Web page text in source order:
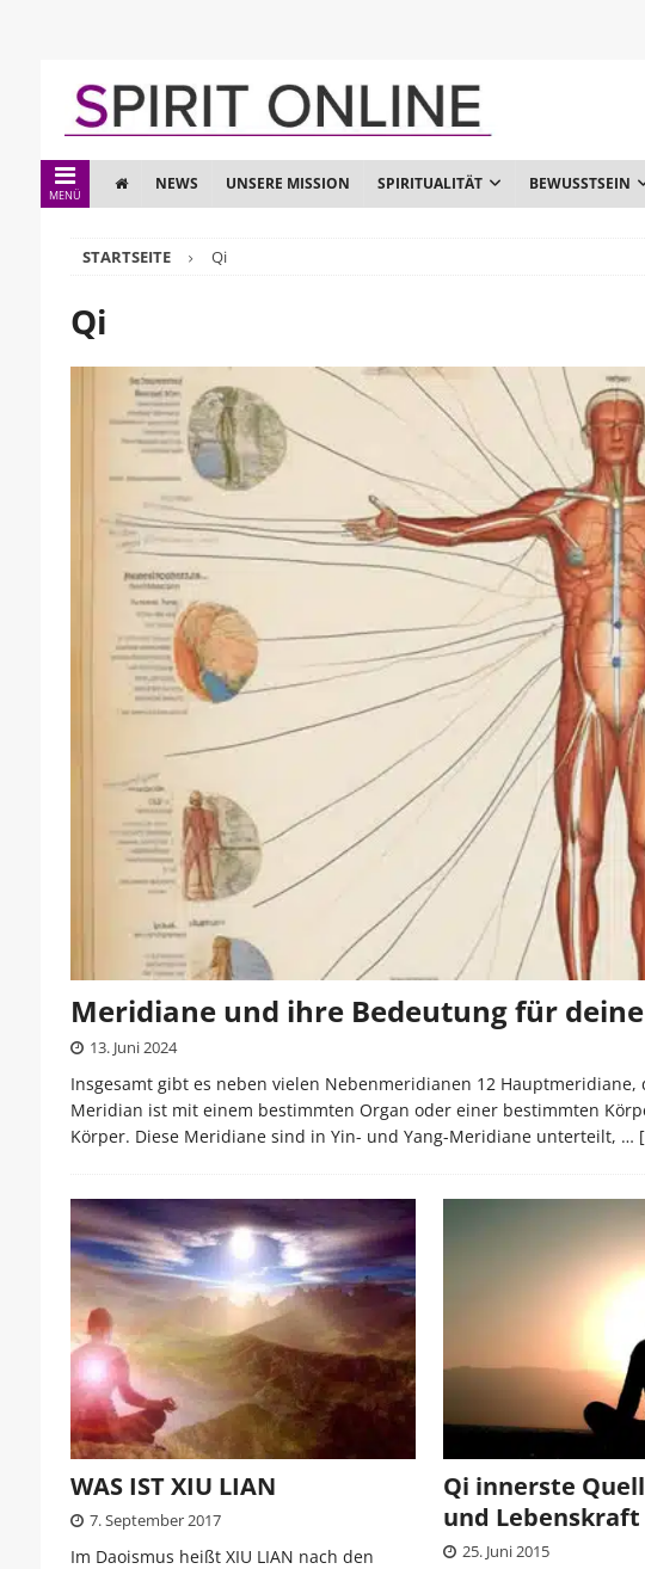
MENÜ
NEWS UNSERE MISSION SPIRITUALITÄT BEWUSSTSEIN
STARTSEITE Qi
Qi
Meridiane und ihre Bedeutung für
13. Juni 2024
Insgesamt gibt es neben vielen Nebenmeridianen 12
Meridian ist mit einem bestimmten Organ oder einer bestimmten
Körper. Diese Meridiane sind in Yin- und Yang-Meridiane unterteilt, …
WAS IST XIU LIAN
7. September 2017
Im Daoismus heißt XIU LIAN nach den
Qi innerste
und Lebenskraft
25. Juni 2015